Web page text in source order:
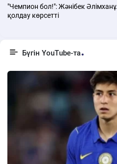
"Чемпион бол!": Жәнібек
қолдау көрсетті
Бүгін YouTube-та